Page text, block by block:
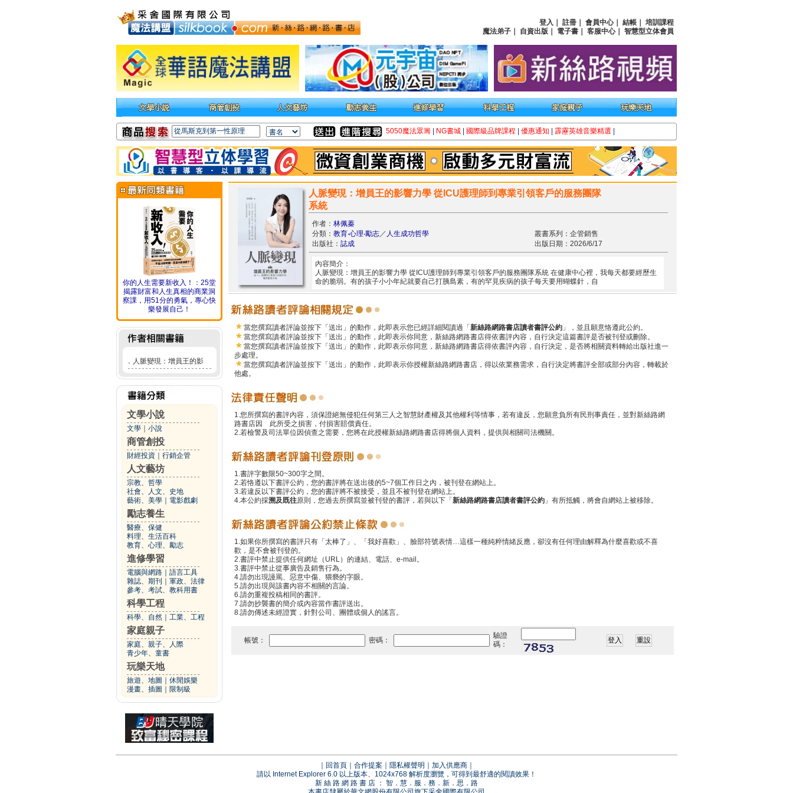
登入 註冊 會員中心｜ 結帳
培訓課程
魔法弟子
自資出版 電子書 客服中心｜ 智慧型立体會員
5050魔法眾籌 NG書城 國際級品牌課程 優惠通知 霹靂英雄音樂精選
你的人生需要新收入！：25堂
揭露財富和人生真相的商業洞
察課，用51分的勇氣，專心快
樂發展自己！
． 人脈變現：增員王的影
文學小說
文學 小說
商管創投
財經投資 行銷企管
人文藝坊
宗教、哲學
社會、人文、史地
藝術、美學
電影戲劇
勵志養生
醫療、保健
料理、生活百科
教育、心理、勵志
進修學習
電腦與網路
語言工具
雜誌、期刊
軍政、法律
參考、考試、教科用書
科學工程
科學、自然 工業、工程
家庭親子
家庭、親子、人際
青少年、童書
玩樂天地
旅遊、地圖
休閒娛樂
漫畫、插圖
限制級
人脈變現：增員王的影響力學 從ICU護理師到專業引領客戶的服務團隊
系統
作者： 林佩蓁
分類： 教育‧心理‧勵志／ 人生成功哲學
叢書系列：企管銷售
出版社： 誌成 出版日期：2026/6/17
內容簡介：
人脈變現：增員王的影響力學 從ICU護理師到專業引領客戶的服務團隊系統 在健康中心裡，我每天都要經歷生
命的脆弱。有的孩子小小年紀就要自己打胰島素，有的罕見疾病的孩子每天要用蝴蝶針，自
當您撰寫讀者評論並按下「送出」的動作，此即表示您已經詳細閱讀過「 新絲路網路書店讀者書評公約 」，並且願意恪遵此公約。
當您撰寫讀者評論並按下「送出」的動作，此即表示你同意，新絲路網路書店得依書評內容，自行決定這篇書評是否被刊登或刪除。
當您撰寫讀者評論並按下「送出」的動作，此即表示你同意，新絲路網路書店得依書評內容，自行決定，是否將相關資料轉給出版社進一
步處理。
當您撰寫讀者評論並按下「送出」的動作，此即表示你授權新絲路網路書店，得以依業務需求，自行決定將書評全部或部分內容，轉載於
他處。
1.您所撰寫的書評內容，須保證絕無侵犯任何第三人之智慧財產權及其他權利等情事，若有違反，您願意負所有民刑事責任，並對新絲路網
路書店因 此所受之損害，付損害賠償責任。
2.若檢警及司法單位因偵查之需要，您將在此授權新絲路網路書店得將個人資料，提供與相關司法機關。
1.書評字數限50~300字之間。
2.若恪遵以下書評公約，您的書評將在送出後的5~7個工作日之內，被刊登在網站上。
3.若違反以下書評公約，您的書評將不被接受，並且不被刊登在網站上。
4.本公約採溯及既往原則，您過去所撰寫並被刊登的書評，若與以下「 新絲路網路書店讀者書評公約 」有所抵觸，將會自網站上被移除。
1.如果你所撰寫的書評只有「太棒了」、「我好喜歡」、臉部符號表情…這樣一種純粹情緒反應，卻沒有任何理由解釋為什麼喜歡或不喜
歡，是不會被刊登的。
2.書評中禁止提供任何網址（URL）的連結、電話、e-mail。
3.書評中禁止從事廣告及銷售行為。
4.請勿出現謾罵、惡意中傷、猥褻的字眼。
5.請勿出現與該書內容不相關的言論。
6.請勿重複投稿相同的書評。
7.請勿抄襲書的簡介或內容當作書評送出。
8.請勿傳述未經證實，針對公司、團體或個人的謠言。
帳號： 密碼：
驗證
碼：
回首頁 合作提案 隱私權聲明 加入供應商
請以 Internet Explorer 6.0 以上版本、1024x768 解析度瀏覽，可得到最舒適的閱讀效果！
新 絲 路 網 路 書 店 ： 智．慧．服．務．新．思．路